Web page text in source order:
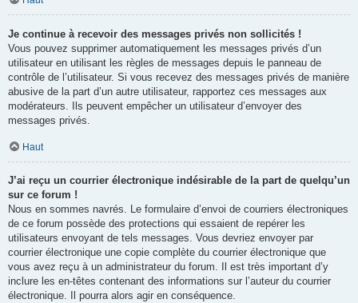
Je continue à recevoir des messages privés non sollicités !
Vous pouvez supprimer automatiquement les messages privés d’un
utilisateur en utilisant les règles de messages depuis le panneau de
contrôle de l’utilisateur. Si vous recevez des messages privés de manière
abusive de la part d’un autre utilisateur, rapportez ces messages aux
modérateurs. Ils peuvent empêcher un utilisateur d’envoyer des
messages privés.
Haut
J’ai reçu un courrier électronique indésirable de la part de quelqu’un
sur ce forum !
Nous en sommes navrés. Le formulaire d’envoi de courriers électroniques
de ce forum possède des protections qui essaient de repérer les
utilisateurs envoyant de tels messages. Vous devriez envoyer par
courrier électronique une copie complète du courrier électronique que
vous avez reçu à un administrateur du forum. Il est très important d’y
inclure les en-têtes contenant des informations sur l’auteur du courrier
électronique. Il pourra alors agir en conséquence.